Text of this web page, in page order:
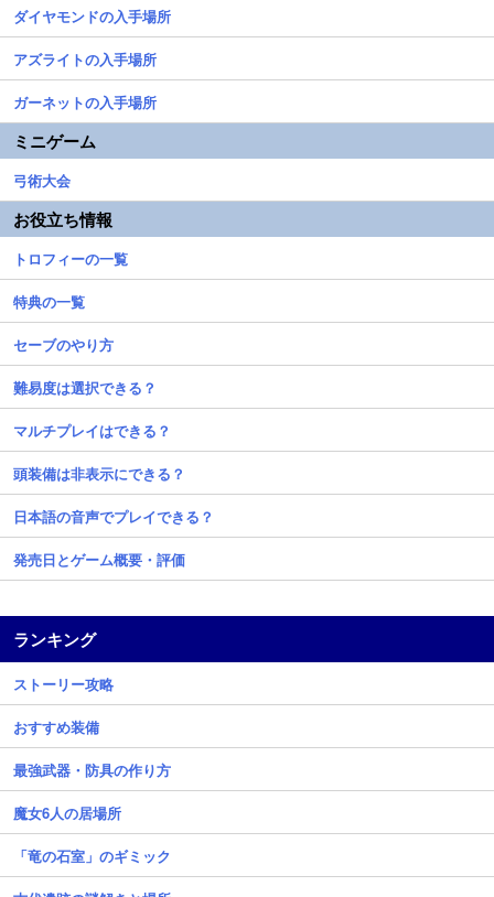
ダイヤモンドの入手場所
アズライトの入手場所
ガーネットの入手場所
ミニゲーム
弓術大会
お役立ち情報
トロフィーの一覧
特典の一覧
セーブのやり方
難易度は選択できる？
マルチプレイはできる？
頭装備は非表示にできる？
日本語の音声でプレイできる？
発売日とゲーム概要・評価
ランキング
ストーリー攻略
おすすめ装備
最強武器・防具の作り方
魔女6人の居場所
「竜の石室」のギミック